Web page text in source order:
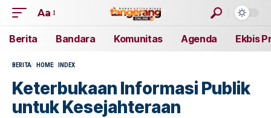
Aa
Berita Bandara Komunitas Agenda Ekbis
BERITA HOME INDEX
Keterbukaan Informasi Publik
untuk Kesejahteraan